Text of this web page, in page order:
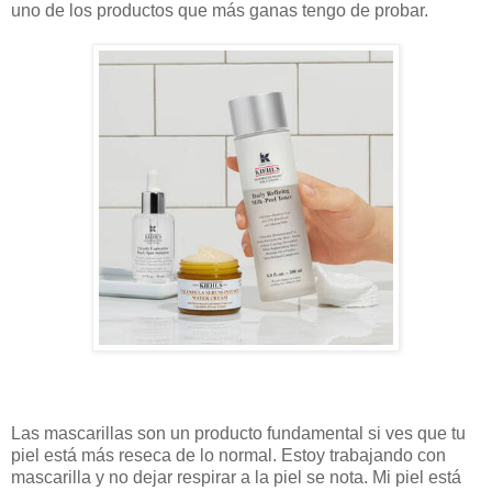
uno de los productos que más ganas tengo de probar.
Las mascarillas son un producto fundamental si ves que tu
piel está más reseca de lo normal. Estoy trabajando con
mascarilla y no dejar respirar a la piel se nota. Mi piel está